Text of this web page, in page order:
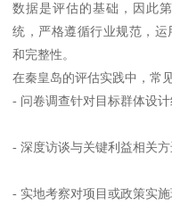
数据是评估的基础，因此
统，严格遵循行业规范，
和完整性。
在秦皇岛的评估实践中，常
- 问卷调查针对目标群体设
- 深度访谈与关键利益相关
- 实地考察对项目或政策实